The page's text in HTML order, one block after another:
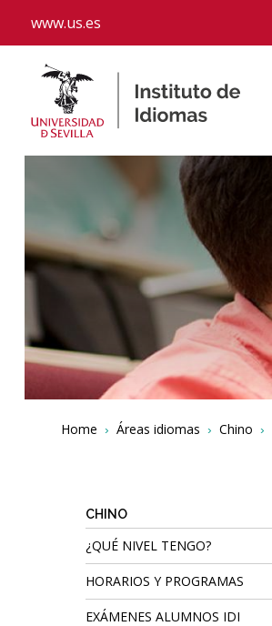
www.us.es
Breadcrumbs
You
Home Áreas idiomas Chino
CHINO
¿QUÉ NIVEL TENGO?
HORARIOS Y PROGRAMAS
EXÁMENES ALUMNOS IDI